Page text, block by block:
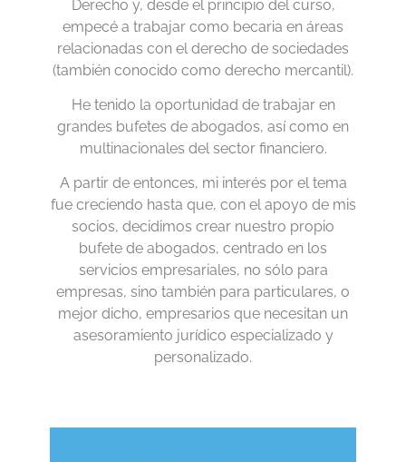
Derecho y, desde el principio del curso,
empecé a trabajar como becaria en áreas
relacionadas con el derecho de sociedades
(también conocido como derecho mercantil).
He tenido la oportunidad de trabajar en
grandes bufetes de abogados, así como en
multinacionales del sector financiero.
A partir de entonces, mi interés por el tema
fue creciendo hasta que, con el apoyo de mis
socios, decidimos crear nuestro propio
bufete de abogados, centrado en los
servicios empresariales, no sólo para
empresas, sino también para particulares, o
mejor dicho, empresarios que necesitan un
asesoramiento jurídico especializado y
personalizado.